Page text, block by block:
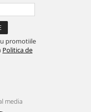
promotiile
Politica de
media